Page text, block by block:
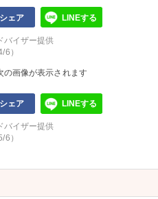
シェア LINEする
バイザー提供
6）
画像が表示されます
シェア LINEする
バイザー提供
6）